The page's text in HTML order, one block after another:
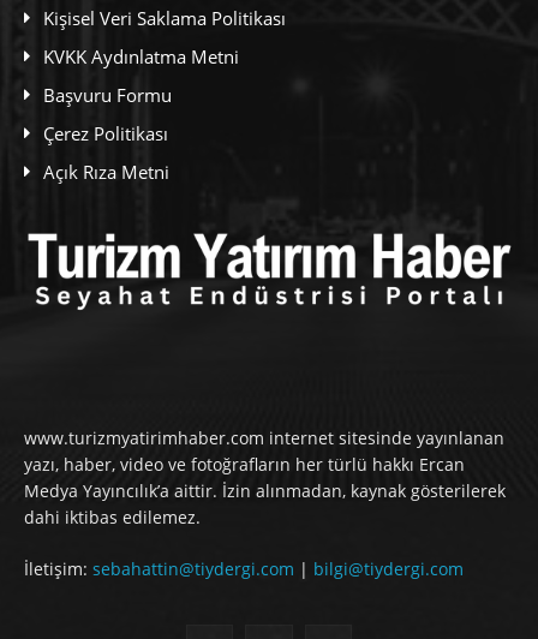
Kişisel Veri Saklama Politikası
KVKK Aydınlatma Metni
Başvuru Formu
Çerez Politikası
Açık Rıza Metni
www.turizmyatirimhaber.com internet sitesinde yayınlanan
yazı, haber, video ve fotoğrafların her türlü hakkı Ercan
Medya Yayıncılık’a aittir. İzin alınmadan, kaynak gösterilerek
dahi iktibas edilemez.
İletişim: sebahattin@tiydergi.com | bilgi@tiydergi.com